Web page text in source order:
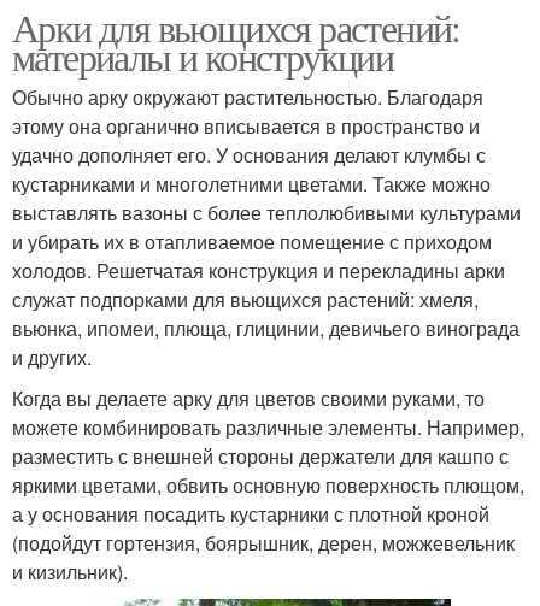
Арки для вьющихся растений:
материалы и конструкции
Обычно арку окружают растительностью. Благодаря
этому она органично вписывается в пространство и
удачно дополняет его. У основания делают клумбы с
кустарниками и многолетними цветами. Также можно
выставлять вазоны с более теплолюбивыми культурами
и убирать их в отапливаемое помещение с приходом
холодов. Решетчатая конструкция и перекладины арки
служат подпорками для вьющихся растений: хмеля,
вьюнка, ипомеи, плюща, глицинии, девичьего винограда
и других.
Когда вы делаете арку для цветов своими руками, то
можете комбинировать различные элементы. Например,
разместить с внешней стороны держатели для кашпо с
яркими цветами, обвить основную поверхность плющом,
а у основания посадить кустарники с плотной кроной
(подойдут гортензия, боярышник, дерен, можжевельник
и кизильник).